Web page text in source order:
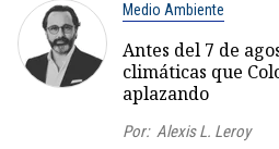
Medio Ambiente
Antes del 7 de
climáticas que
aplazando
Por: Alexis L. Leroy